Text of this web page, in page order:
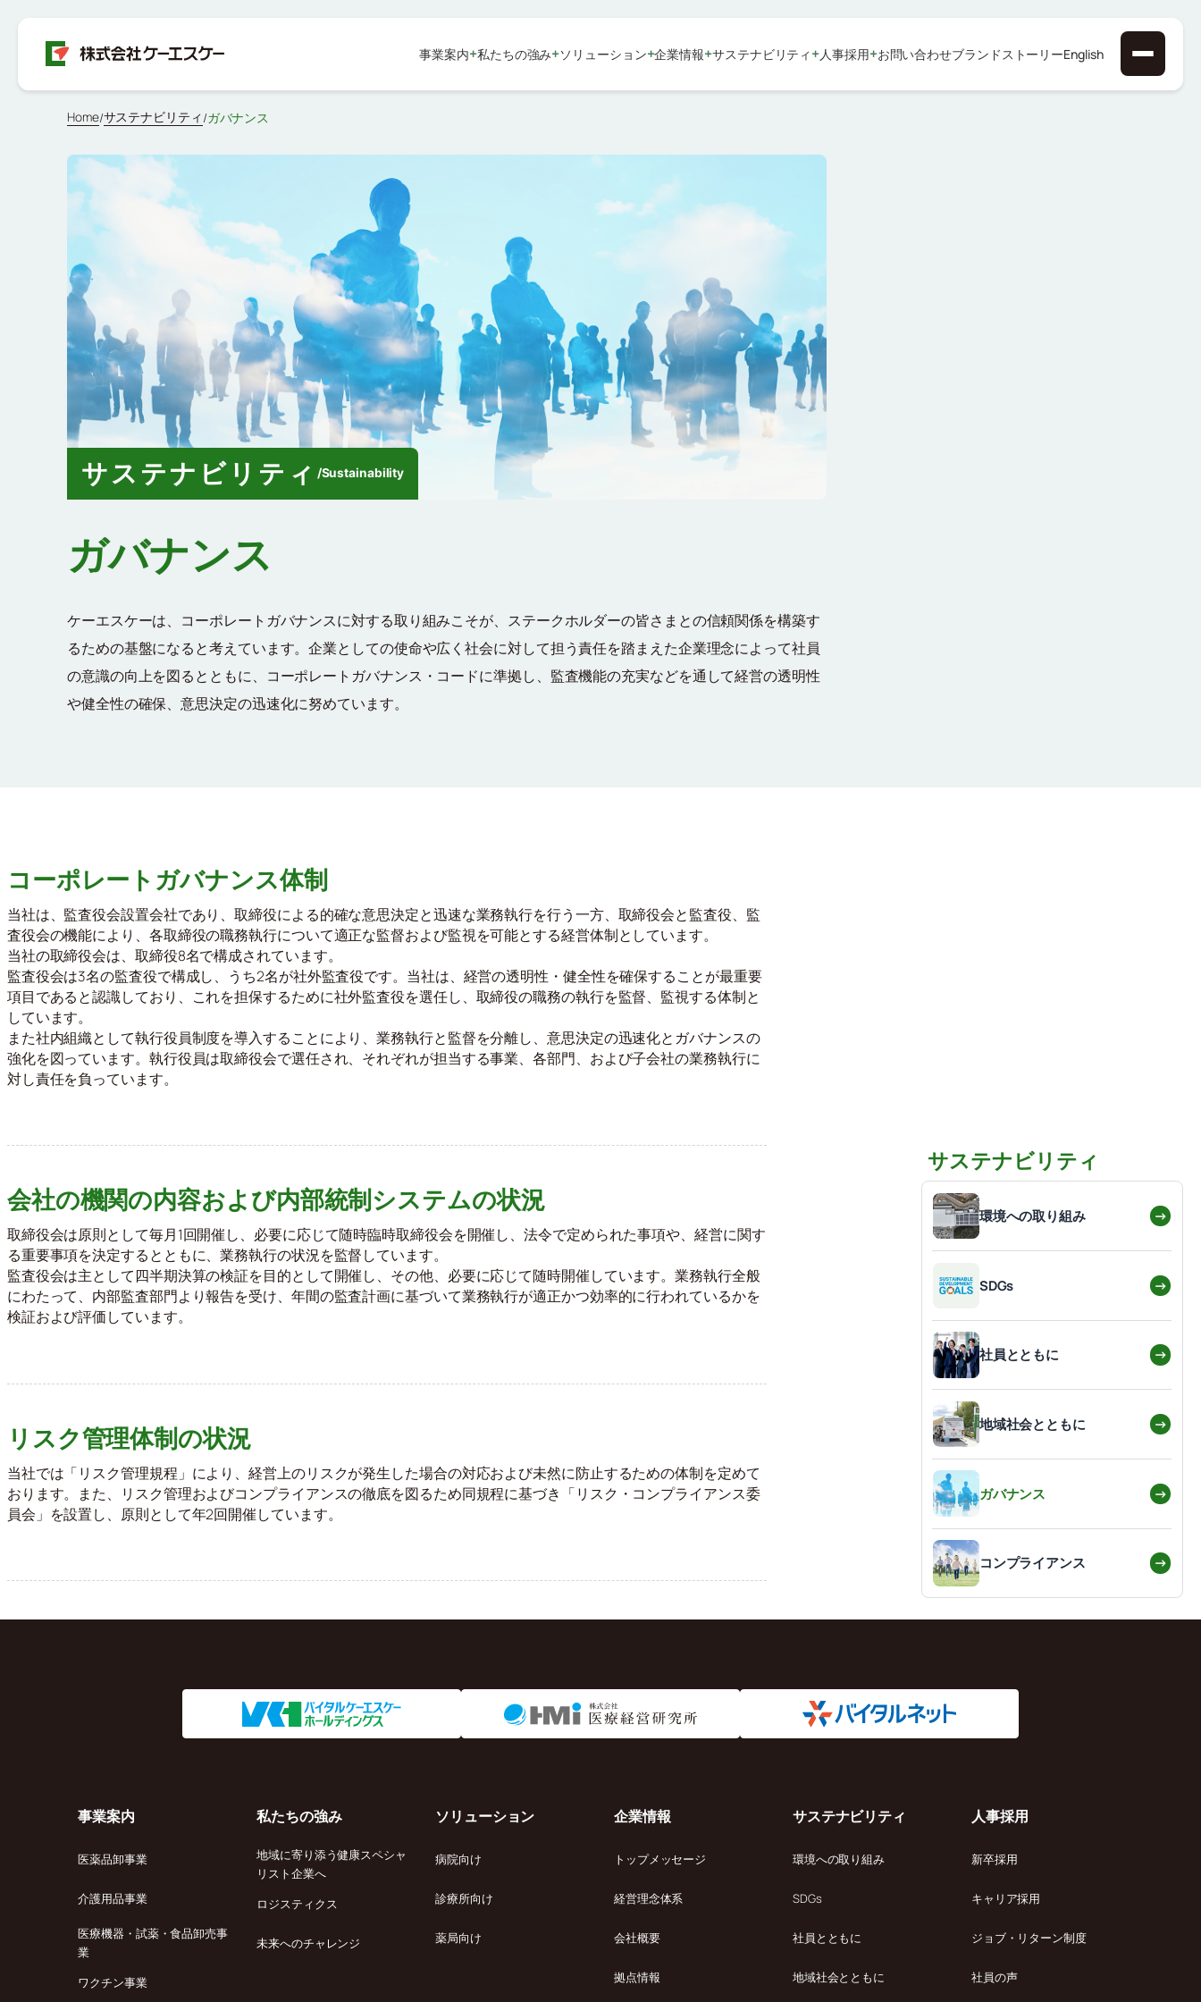
事業案内+私たちの強み+ソリューション+企業情報+サステナビリティ +人事採用+お問い合わせブランドストーリーEnglish
Home/サステナビリティ /ガバナンス
サステナビリティ / Sustainability
ガバナンス
ケーエスケーは、コーポレートガバナンスに対する取り組みこそが、ステークホルダーの皆さまとの信頼関係を構築す
るための基盤になると考えています。企業としての使命や広く社会に対して担う責任を踏まえた企業理念によって社員
の意識の向上を図るとともに、コーポレートガバナンス・コードに準拠し、監査機能の充実などを通して経営の透明性
や健全性の確保、意思決定の迅速化に努めています。
サステナビリティ
環境への取り組み →
SDGs →
社員とともに →
地域社会とともに →
ガバナンス →
コンプライアンス →
コーポレートガバナンス体制
当社は、監査役会設置会社であり、取締役による的確な意思決定と迅速な業務執行を行う一方、取締役会と監査役、監
査役会の機能により、各取締役の職務執行について適正な監督および監視を可能とする経営体制としています。
当社の取締役会は、取締役8名で構成されています。
監査役会は3名の監査役で構成し、うち2名が社外監査役です。当社は、経営の透明性・健全性を確保することが最重要
項目であると認識しており、これを担保するために社外監査役を選任し、取締役の職務の執行を監督、監視する体制と
しています。
また社内組織として執行役員制度を導入することにより、業務執行と監督を分離し、意思決定の迅速化とガバナンスの
強化を図っています。執行役員は取締役会で選任され、それぞれが担当する事業、各部門、および子会社の業務執行に
対し責任を負っています。
会社の機関の内容および内部統制システムの状況
取締役会は原則として毎月1回開催し、必要に応じて随時臨時取締役会を開催し、法令で定められた事項や、経営に関す
る重要事項を決定するとともに、業務執行の状況を監督しています。
監査役会は主として四半期決算の検証を目的として開催し、その他、必要に応じて随時開催しています。業務執行全般
にわたって、内部監査部門より報告を受け、年間の監査計画に基づいて業務執行が適正かつ効率的に行われているかを
検証および評価しています。
リスク管理体制の状況
当社では「リスク管理規程」により、経営上のリスクが発生した場合の対応および未然に防止するための体制を定めて
おります。また、リスク管理およびコンプライアンスの徹底を図るため同規程に基づき「リスク・コンプライアンス委
員会」を設置し、原則として年2回開催しています。
事業案内
医薬品卸事業
介護用品事業
医療機器・試薬・食品卸売事
業
ワクチン事業
私たちの強み
地域に寄り添う健康スペシャ
リスト企業へ
ロジスティクス
未来へのチャレンジ
ソリューション
病院向け
診療所向け
薬局向け
企業情報
トップメッセージ
経営理念体系
会社概要
拠点情報
サステナビリティ
環境への取り組み
SDGs
社員とともに
地域社会とともに
人事採用
新卒採用
キャリア採用
ジョブ・リターン制度
社員の声